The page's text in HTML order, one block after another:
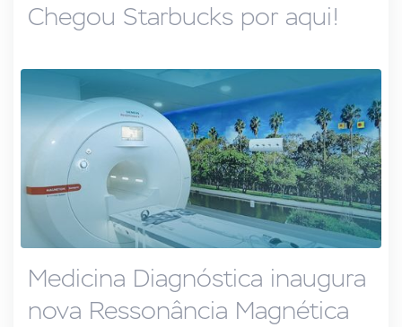
Chegou Starbucks por aqui!
Medicina Diagnóstica inaugura
nova Ressonância Magnética